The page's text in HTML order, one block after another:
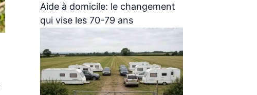
Aide à domicile: le changement
qui vise les 70-79 ans